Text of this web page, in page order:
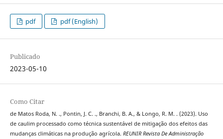
pdf pdf (English)
Publicado
2023-05-10
Como Citar
de Matos Roda, N. ., Pontin, J. C. ., Branchi, B. A., & Longo, R. M. . (2023). Uso
de caulim processado como técnica sustentável de mitigação dos efeitos das
mudanças climáticas na produção agrícola. REUNIR Revista De Administração